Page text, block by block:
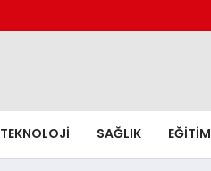
TEKNOLOJI SAĞLIK EĞITIM